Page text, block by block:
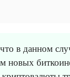
в данном
новых